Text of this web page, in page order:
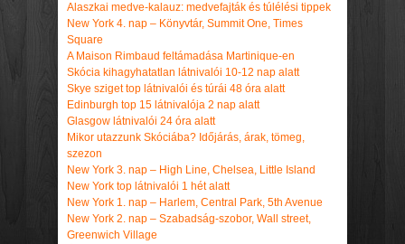
Alaszkai medve-kalauz: medvefajták és túlélési tippek
New York 4. nap – Könyvtár, Summit One, Times
Square
A Maison Rimbaud feltámadása Martinique-en
Skócia kihagyhatatlan látnivalói 10-12 nap alatt
Skye sziget top látnivalói és túrái 48 óra alatt
Edinburgh top 15 látnivalója 2 nap alatt
Glasgow látnivalói 24 óra alatt
Mikor utazzunk Skóciába? Időjárás, árak, tömeg,
szezon
New York 3. nap – High Line, Chelsea, Little Island
New York top látnivalói 1 hét alatt
New York 1. nap – Harlem, Central Park, 5th Avenue
New York 2. nap – Szabadság-szobor, Wall street,
Greenwich Village